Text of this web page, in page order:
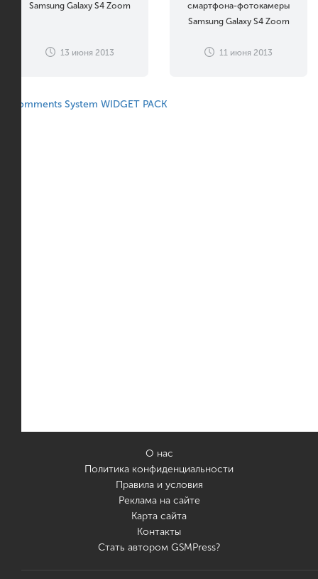
Samsung Galaxy S4 Zoom
13 июня 2013
смартфона-фотокамеры
Samsung Galaxy S4 Zoom
11 июня 2013
Comments System WIDGET PACK
О нас
Политика конфиденциальности
Правила и условия
Реклама на сайте
Карта сайта
Контакты
Стать автором GSMPress?